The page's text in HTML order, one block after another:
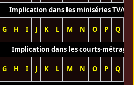
Implication dans les miniséries TV/
G H I J K L M N O P Q
Implication dans les courts-métrages
G H I J K L M N O P Q